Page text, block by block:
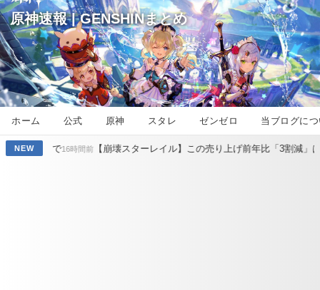
原神速報 | GENSHINまとめ
ホーム 公式 原神 スタレ ゼンゼロ 当ブログに
NEW
間前 【崩壊スターレイル】この売り上げ前年比「3割減」は何が原因なの？